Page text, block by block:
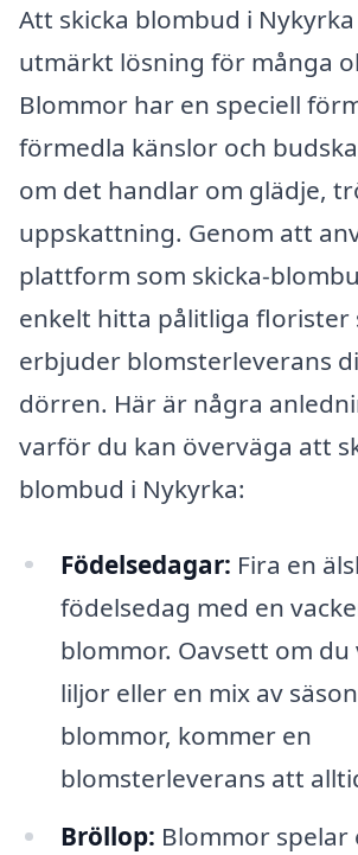
Att skicka blombud i
utmärkt lösning för många
Blommor har en speciell
förmedla känslor och
om det handlar om glädje,
uppskattning. Genom att
plattform som skicka-
enkelt hitta pålitliga florister
erbjuder blomsterleverans
dörren. Här är några
varför du kan överväga att
blombud i Nykyrka:
Födelsedagar: Fira en
födelsedag med en
blommor. Oavsett om du
liljor eller en mix av
blommor, kommer en
blomsterleverans att
Bröllop: Blommor spelar